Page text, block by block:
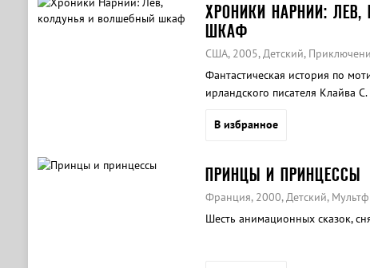
ХРОНИКИ НАРНИИ:
ШКАФ
США, 2005, Детский,
Фантастическая история по
ирландского писателя Клайва
В избранное
ПРИНЦЫ И ПРИНЦЕССЫ
Франция, 2000, Детский,
Шесть анимационных сказок,